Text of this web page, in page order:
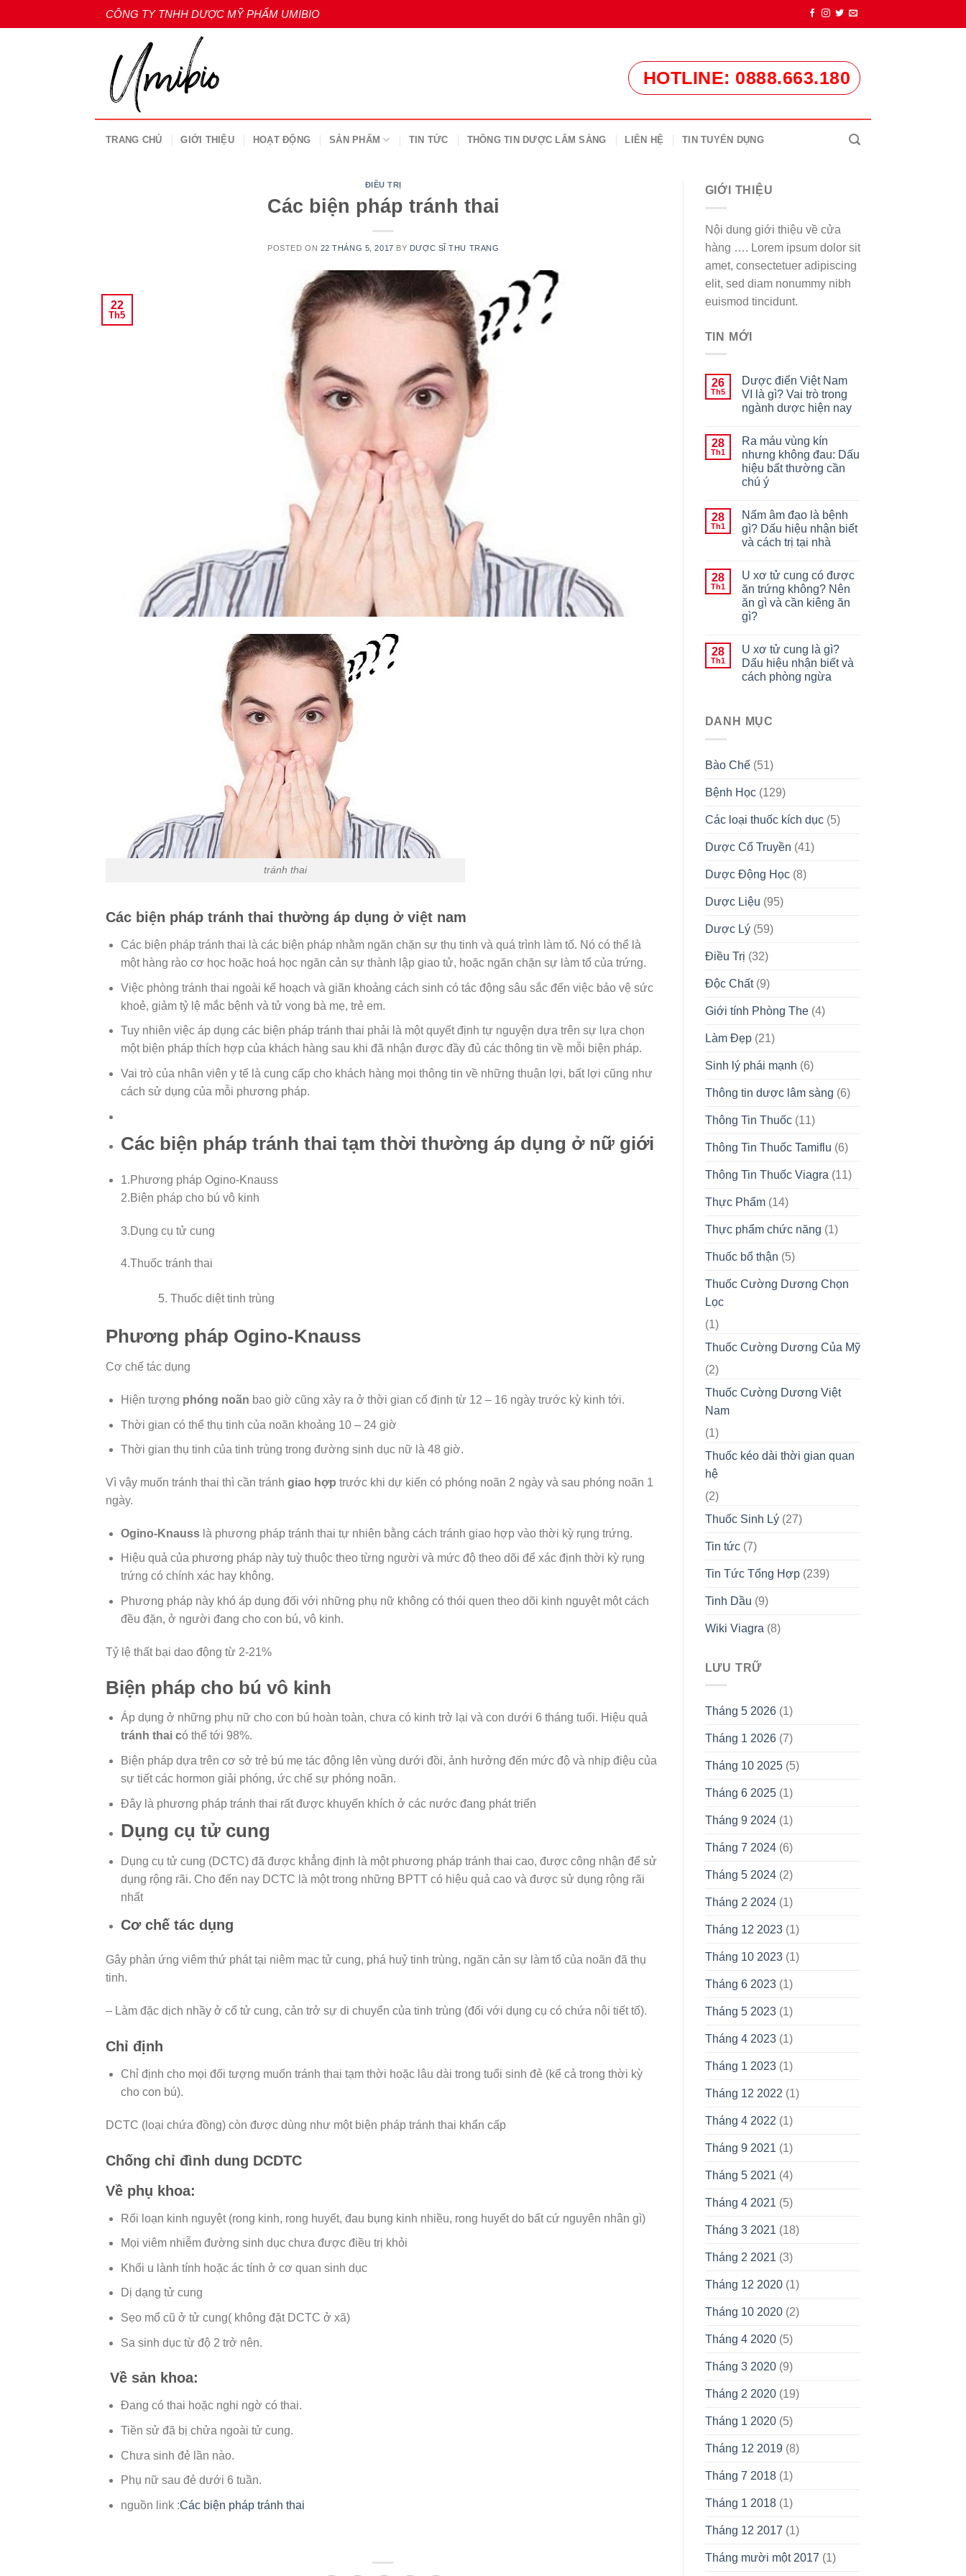
to
CÔNG TY TNHH DƯỢC MỸ PHẨM UMIBIO
HOTLINE: 0888.663.180
TRANG CHỦ GIỚI THIỆU HOẠT ĐỘNG SẢN PHẨM TIN TỨC THÔNG TIN DƯỢC LÂM SÀNG LIÊN HỆ TIN TUYỂN DỤNG
ĐIỀU TRỊ
Các biện pháp tránh thai
POSTED ON 22 THÁNG 5, 2017 BY DƯỢC SĨ THU TRANG
22
Th5
tránh thai
Các biện pháp tránh thai thường áp dụng ở việt nam
Các biện pháp tránh thai là các biện pháp nhằm ngăn chặn sự thụ tinh và quá trình làm tổ. Nó có thể là
một hàng rào cơ học hoặc hoá học ngăn cản sự thành lập giao tử, hoặc ngăn chặn sự làm tổ của trứng.
Việc phòng tránh thai ngoài kế hoạch và giãn khoảng cách sinh có tác động sâu sắc đến việc bảo vệ sức
khoẻ, giảm tỷ lệ mắc bệnh và tử vong bà mẹ, trẻ em.
Tuy nhiên việc áp dụng các biện pháp tránh thai phải là một quyết định tự nguyện dựa trên sự lựa chọn
một biện pháp thích hợp của khách hàng sau khi đã nhận được đầy đủ các thông tin về mỗi biện pháp.
Vai trò của nhân viên y tế là cung cấp cho khách hàng mọi thông tin về những thuận lợi, bất lợi cũng như
cách sử dụng của mỗi phương pháp.
Các biện pháp tránh thai tạm thời thường áp dụng ở nữ giới
1.Phương pháp Ogino-Knauss
2.Biện pháp cho bú vô kinh
3.Dụng cụ tử cung
4.Thuốc tránh thai
Thuốc diệt tinh trùng
Phương pháp Ogino-Knauss
Cơ chế tác dụng
Hiện tượng phóng noãn bao giờ cũng xảy ra ở thời gian cố định từ 12 – 16 ngày trước kỳ kinh tới.
Thời gian có thể thụ tinh của noãn khoảng 10 – 24 giờ
Thời gian thụ tinh của tinh trùng trong đường sinh dục nữ là 48 giờ.
Vì vậy muốn tránh thai thì cần tránh giao hợp trước khi dự kiến có phóng noãn 2 ngày và sau phóng noãn 1
ngày.
Ogino-Knausslà phương pháp tránh thai tự nhiên bằng cách tránh giao hợp vào thời kỳ rụng trứng.
Hiệu quả của phương pháp này tuỳ thuộc theo từng người và mức độ theo dõi để xác định thời kỳ rụng
trứng có chính xác hay không.
Phương pháp này khó áp dụng đối với những phụ nữ không có thói quen theo dõi kinh nguyệt một cách
đều đặn, ở người đang cho con bú, vô kinh.
Tỷ lệ thất bại dao động từ 2-21%
Biện pháp cho bú vô kinh
Áp dụng ở những phụ nữ cho con bú hoàn toàn, chưa có kinh trở lại và con dưới 6 tháng tuổi. Hiệu quả
tránh thai có thể tới 98%.
Biện pháp dựa trên cơ sở trẻ bú mẹ tác động lên vùng dưới đồi, ảnh hưởng đến mức độ và nhịp điệu của
sự tiết các hormon giải phóng, ức chế sự phóng noãn.
Đây là phương pháp tránh thai rất được khuyến khích ở các nước đang phát triển
Dụng cụ tử cung
Dụng cụ tử cung (DCTC) đã được khẳng định là một phương pháp tránh thai cao, được công nhận để sử
dụng rộng rãi. Cho đến nay DCTC là một trong những BPTT có hiệu quả cao và được sử dụng rộng rãi
nhất
Cơ chế tác dụng
Gây phản ứng viêm thứ phát tại niêm mạc tử cung, phá huỷ tinh trùng, ngăn cản sự làm tổ của noãn đã thụ
tinh.
– Làm đặc dịch nhầy ở cổ tử cung, cản trở sự di chuyển của tinh trùng (đối với dụng cụ có chứa nội tiết tố).
Chỉ định
Chỉ định cho mọi đối tượng muốn tránh thai tạm thời hoặc lâu dài trong tuổi sinh đẻ (kể cả trong thời kỳ
cho con bú).
DCTC (loại chứa đồng) còn được dùng như một biện pháp tránh thai khẩn cấp
Chống chỉ đình dung DCDTC
Về phụ khoa:
Rối loạn kinh nguyệt (rong kinh, rong huyết, đau bụng kinh nhiều, rong huyết do bất cứ nguyên nhân gì)
Mọi viêm nhiễm đường sinh dục chưa được điều trị khỏi
Khối u lành tính hoặc ác tính ở cơ quan sinh dục
Dị dạng tử cung
Sẹo mổ cũ ở tử cung( không đặt DCTC ở xã)
Sa sinh dục từ độ 2 trở nên.
Về sản khoa:
Đang có thai hoặc nghi ngờ có thai.
Tiền sử đã bị chửa ngoài tử cung.
Chưa sinh đẻ lần nào.
Phụ nữ sau đẻ dưới 6 tuần.
nguồn link :Các biện pháp tránh thai
GIỚI THIỆU
Nội dung giới thiệu về cửa
hàng …. Lorem ipsum dolor sit
amet, consectetuer adipiscing
elit, sed diam nonummy nibh
euismod tincidunt.
TIN MỚI
26
Th5
Dược điển Việt Nam
VI là gì? Vai trò trong
ngành dược hiện nay
28
Th1
Ra máu vùng kín
nhưng không đau: Dấu
hiệu bất thường cần
chú ý
28
Th1
Nấm âm đạo là bệnh
gì? Dấu hiệu nhận biết
và cách trị tại nhà
28
Th1
U xơ tử cung có được
ăn trứng không? Nên
ăn gì và cần kiêng ăn
gì?
28
Th1
U xơ tử cung là gì?
Dấu hiệu nhận biết và
cách phòng ngừa
DANH MỤC
Bào Chế(51)
Bệnh Học(129)
Các loại thuốc kích dục(5)
Dược Cổ Truyền (41)
Dược Động Học(8)
Dược Liệu (95)
Dược Lý(59)
Điều Trị (32)
Độc Chất(9)
Giới tính Phòng The(4)
Làm Đẹp(21)
Sinh lý phái mạnh (6)
Thông tin dược lâm sàng (6)
Thông Tin Thuốc(11)
Thông Tin Thuốc Tamiflu (6)
Thông Tin Thuốc Viagra (11)
Thực Phẩm(14)
Thực phẩm chức năng (1)
Thuốc bổ thận (5)
Thuốc Cường Dương Chọn
Lọc
(1)
Thuốc Cường Dương Của Mỹ
(2)
Thuốc Cường Dương Việt
Nam
(1)
Thuốc kéo dài thời gian quan
hệ
(2)
Thuốc Sinh Lý(27)
Tin tức(7)
Tin Tức Tổng Hợp(239)
Tinh Dầu (9)
Wiki Viagra (8)
LƯU TRỮ
Tháng 5 2026(1)
Tháng 1 2026(7)
Tháng 10 2025(5)
Tháng 6 2025(1)
Tháng 9 2024(1)
Tháng 7 2024(6)
Tháng 5 2024(2)
Tháng 2 2024(1)
Tháng 12 2023(1)
Tháng 10 2023(1)
Tháng 6 2023(1)
Tháng 5 2023(1)
Tháng 4 2023(1)
Tháng 1 2023(1)
Tháng 12 2022 (1)
Tháng 4 2022 (1)
Tháng 9 2021 (1)
Tháng 5 2021 (4)
Tháng 4 2021 (5)
Tháng 3 2021 (18)
Tháng 2 2021 (3)
Tháng 12 2020(1)
Tháng 10 2020(2)
Tháng 4 2020(5)
Tháng 3 2020(9)
Tháng 2 2020(19)
Tháng 1 2020(5)
Tháng 12 2019(8)
Tháng 7 2018(1)
Tháng 1 2018(1)
Tháng 12 2017 (1)
Tháng mười một 2017 (1)